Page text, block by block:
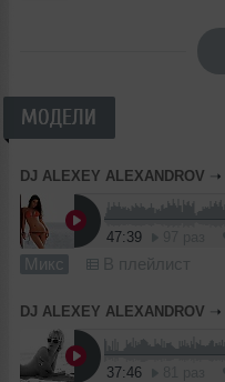
МОДЕЛИ
DJ ALEXEY ALEXANDROV ➝
47:39
Микс В плейлист
DJ ALEXEY ALEXANDROV ➝
37:46